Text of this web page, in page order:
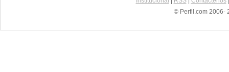
© Perfil.com 2006-